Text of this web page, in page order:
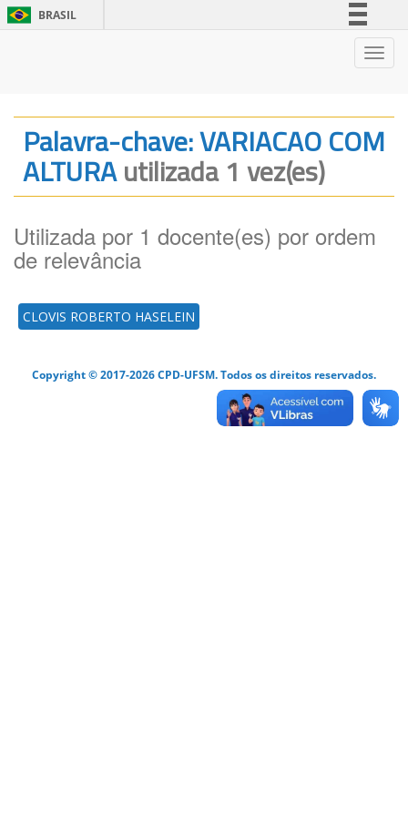
BRASIL
Legislação
Canais
Palavra-chave: VARIACAO COM
ALTURAutilizada 1 vez(es)
Utilizada por 1 docente(es) por ordem
de relevância
CLOVIS ROBERTO HASELEIN
Copyright © 2017-2026 CPD-UFSM. Todos os direitos reservados.